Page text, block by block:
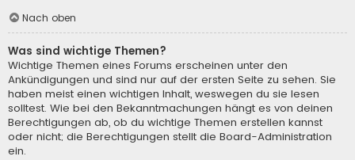
Nach oben
Was sind wichtige Themen?
Wichtige Themen eines Forums erscheinen unter den
Ankündigungen und sind nur auf der ersten Seite zu sehen. Sie
haben meist einen wichtigen Inhalt, weswegen du sie lesen
solltest. Wie bei den Bekanntmachungen hängt es von deinen
Berechtigungen ab, ob du wichtige Themen erstellen kannst
oder nicht; die Berechtigungen stellt die Board-Administration
ein.